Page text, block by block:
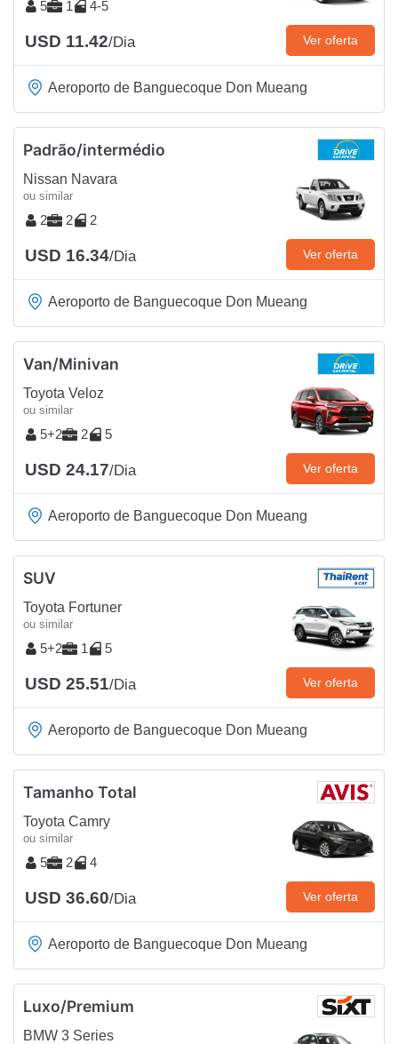
5 1 4-5
USD 11.42/Dia Ver oferta
Aeroporto de Banguecoque Don Mueang
Padrão/intermédio
Nissan Navara
ou similar
2 2 2
USD 16.34/Dia Ver oferta
Aeroporto de Banguecoque Don Mueang
Van/Minivan
Toyota Veloz
ou similar
5+2 2 5
USD 24.17/Dia Ver oferta
Aeroporto de Banguecoque Don Mueang
SUV
Toyota Fortuner
ou similar
5+2 1 5
USD 25.51/Dia Ver oferta
Aeroporto de Banguecoque Don Mueang
Tamanho Total
Toyota Camry
ou similar
5 2 4
USD 36.60/Dia Ver oferta
Aeroporto de Banguecoque Don Mueang
Luxo/Premium
BMW 3 Series